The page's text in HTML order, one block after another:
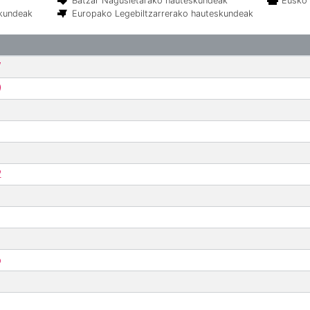
Europako Legebiltzarrerako hauteskundeak